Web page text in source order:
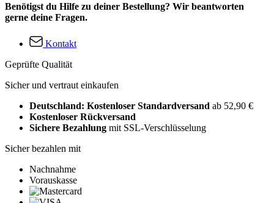
Benötigst du Hilfe zu deiner Bestellung? Wir beantworten
gerne deine Fragen.
Kontakt
Geprüfte Qualität
Sicher und vertraut einkaufen
Deutschland: Kostenloser Standardversand ab 52,90 €
Kostenloser Rückversand
Sichere Bezahlung mit SSL-Verschlüsselung
Sicher bezahlen mit
Nachnahme
Vorauskasse